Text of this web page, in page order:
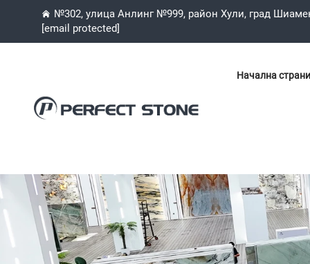
№302, улица Анлинг №999, район Хули, град
[email protected]
Начална